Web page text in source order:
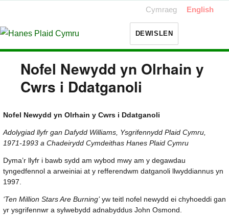
Cymraeg English
DEWISLEN
Nofel Newydd yn Olrhain y
Cwrs i Ddatganoli
Nofel Newydd yn Olrhain y Cwrs i Ddatganoli
Adolygiad llyfr gan Dafydd Williams, Ysgrifennydd Plaid Cymru,
1971-1993 a Chadeirydd Cymdeithas Hanes Plaid Cymru
Dyma’r llyfr i bawb sydd am wybod mwy am y degawdau
tyngedfennol a arweiniai at y refferendwm datganoli llwyddiannus yn
1997.
‘Ten Million Stars Are Burning’yw teitl nofel newydd ei chyhoeddi gan
yr ysgrifennwr a sylwebydd adnabyddus John Osmond.